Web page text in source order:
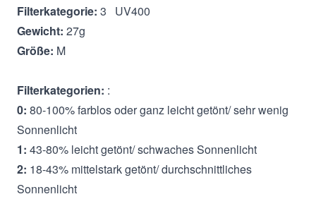
Filterkategorie: 3 UV400
Gewicht: 27g
Größe: M
Filterkategorien: :
0: 80-100% farblos oder ganz leicht getönt/ sehr wenig
Sonnenlicht
1: 43-80% leicht getönt/ schwaches Sonnenlicht
2: 18-43% mittelstark getönt/ durchschnittliches
Sonnenlicht